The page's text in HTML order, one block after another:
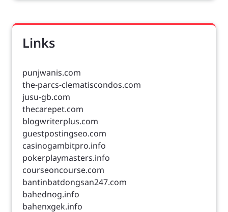
Links
punjwanis.com
the-parcs-clematiscondos.com
jusu-gb.com
thecarepet.com
blogwriterplus.com
guestpostingseo.com
casinogambitpro.info
pokerplaymasters.info
courseoncourse.com
bantinbatdongsan247.com
bahednog.info
bahenxgek.info